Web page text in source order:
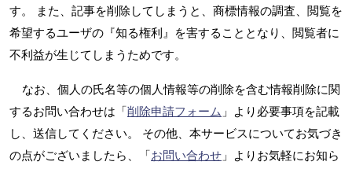
す。 また、記事を削除してしまうと、商標情報の調査、閲覧を
希望するユーザの『知る権利』を害することとなり、閲覧者に
不利益が生じてしまうためです。
なお、個人の氏名等の個人情報等の削除を含む情報削除に関
するお問い合わせは「削除申請フォーム 」より必要事項を記載
し、送信してください。 その他、本サービスについてお気づき
の点がございましたら、「お問い合わせ 」よりお気軽にお知ら